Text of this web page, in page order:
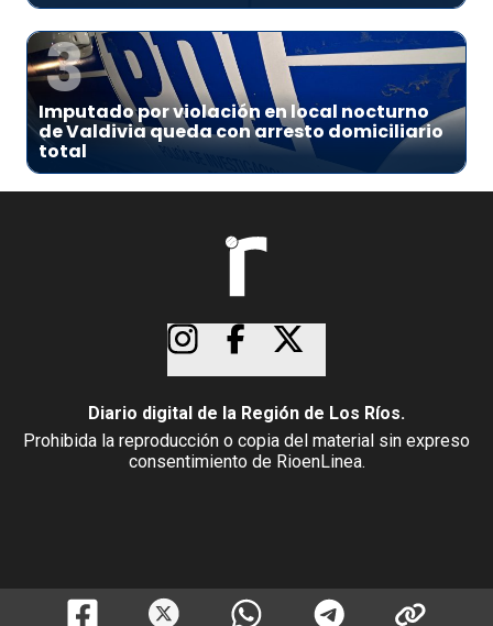
3
Imputado por violación en local nocturno
de Valdivia queda con arresto domiciliario
total
Diario digital de la Región de Los Ríos.
Prohibida la reproducción o copia del material sin expreso
consentimiento de RioenLinea.